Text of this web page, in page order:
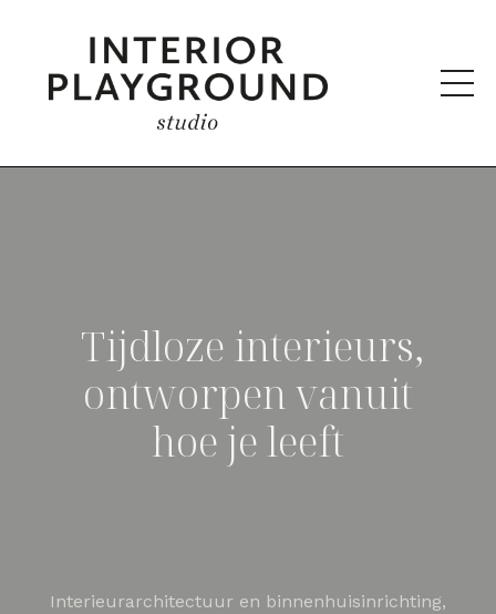
Tijdloze interieurs,
ontworpen vanuit
hoe je leeft
Interieurarchitectuur en binnenhuisinrichting,